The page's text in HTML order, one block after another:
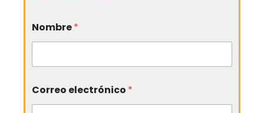
Nombre*
Correo electrónico *